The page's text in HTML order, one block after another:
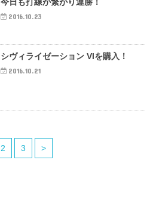
2016.10.23
シヴィライゼーション VIを購入！
2016.10.21
2 3 >